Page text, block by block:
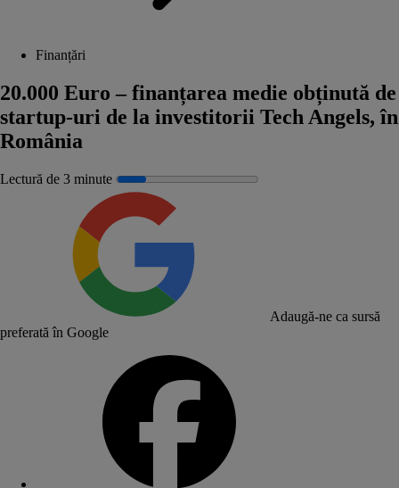
Finanțări
20.000 Euro – finanțarea medie obținută de
startup-uri de la investitorii Tech Angels, în
România
Lectură de 3 minute
Adaugă-ne ca sursă
preferată în Google